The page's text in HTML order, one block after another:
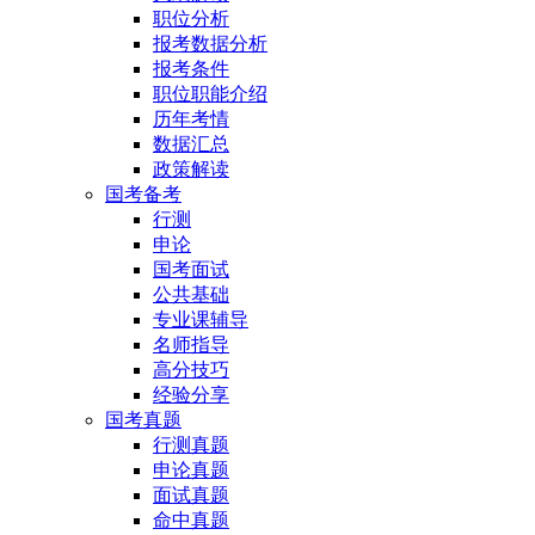
职位分析
报考数据分析
报考条件
职位职能介绍
历年考情
数据汇总
政策解读
国考备考
行测
申论
国考面试
公共基础
专业课辅导
名师指导
高分技巧
经验分享
国考真题
行测真题
申论真题
面试真题
命中真题